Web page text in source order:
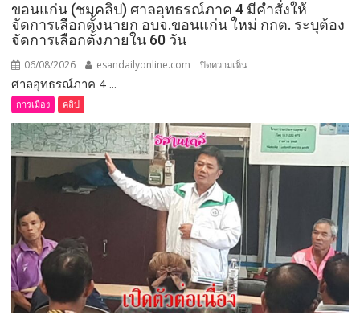
ขอนแก่น (ชมคลิป) ศาลอุทธรณ์ภาค 4 มีคำสั่งให้
จัดการเลือกตั้งนายก อบจ.ขอนแก่น ใหม่ กกต. ระบุต้อง
จัดการเลือกตั้งภายใน 60 วัน
06/08/2026 esandailyonline.com ปิดความเห็น
ศาล
อุทธรณ์
ภาค 4 มี
จัดการ
เลือก
ตั้ง
นายก
อบจ.ขอนแก่น
ศาลอุทธรณ์ภาค 4 ...
การเมือง คลิป